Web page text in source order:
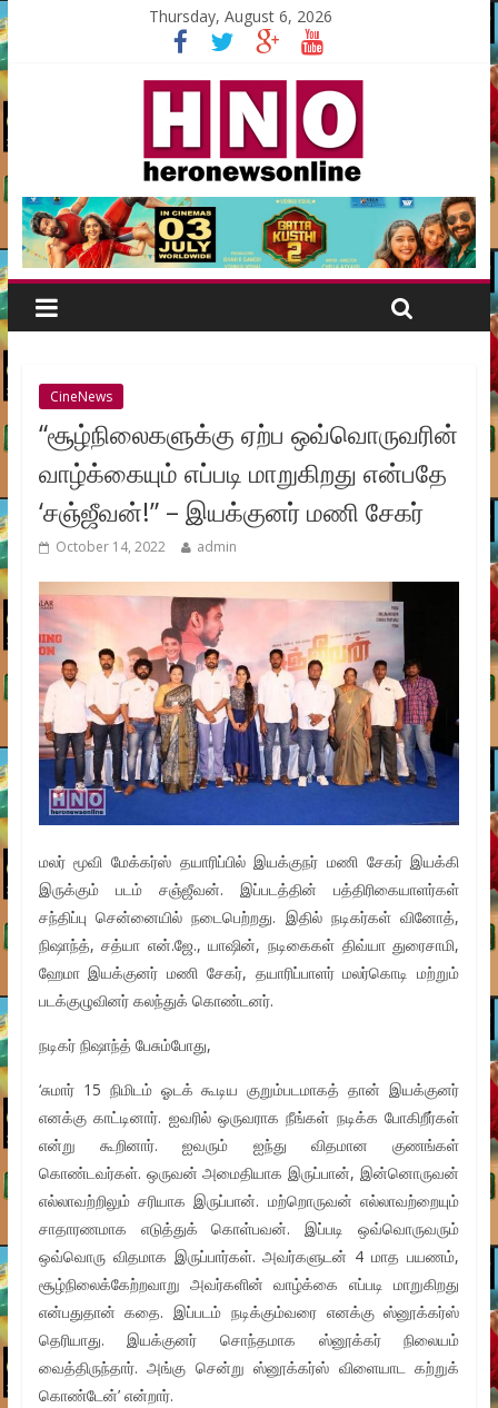
Thursday, August 6, 2026
CineNews
“சூழ்நிலைகளுக்கு ஏற்ப ஒவ்வொருவரின்
வாழ்க்கையும் எப்படி மாறுகிறது என்பதே
‘சஞ்ஜீவன்!” – இயக்குனர் மணி சேகர்
October 14, 2022 admin
மலர் மூவி மேக்கர்ஸ் தயாரிப்பில் இயக்குநர் மணி சேகர் இயக்கி
இருக்கும் படம் சஞ்ஜீவன். இப்படத்தின் பத்திரிகையாளர்கள்
சந்திப்பு சென்னையில் நடைபெற்றது. இதில் நடிகர்கள் வினோத்,
நிஷாந்த், சத்யா என்.ஜே., யாஷின், நடிகைகள் திவ்யா துரைசாமி,
ஹேமா இயக்குனர் மணி சேகர், தயாரிப்பாளர் மலர்கொடி மற்றும்
படக்குழுவினர் கலந்துக் கொண்டனர்.
நடிகர் நிஷாந்த் பேசும்போது,
‘சுமார் 15 நிமிடம் ஓடக் கூடிய குறும்படமாகத் தான் இயக்குனர்
எனக்கு காட்டினார். ஐவரில் ஒருவராக நீங்கள் நடிக்க போகிறீர்கள்
என்று கூறினார். ஐவரும் ஐந்து விதமான குணங்கள்
கொண்டவர்கள். ஒருவன் அமைதியாக இருப்பான், இன்னொருவன்
எல்லாவற்றிலும் சரியாக இருப்பான். மற்றொருவன் எல்லாவற்றையும்
சாதாரணமாக எடுத்துக் கொள்பவன். இப்படி ஒவ்வொருவரும்
ஒவ்வொரு விதமாக இருப்பார்கள். அவர்களுடன் 4 மாத பயணம்,
சூழ்நிலைக்கேற்றவாறு அவர்களின் வாழ்க்கை எப்படி மாறுகிறது
என்பதுதான் கதை. இப்படம் நடிக்கும்வரை எனக்கு ஸ்னூக்கர்ஸ்
தெரியாது. இயக்குனர் சொந்தமாக ஸ்னூக்கர் நிலையம்
வைத்திருந்தார். அங்கு சென்று ஸ்னூக்கர்ஸ் விளையாட கற்றுக்
கொண்டேன்’ என்றார்.